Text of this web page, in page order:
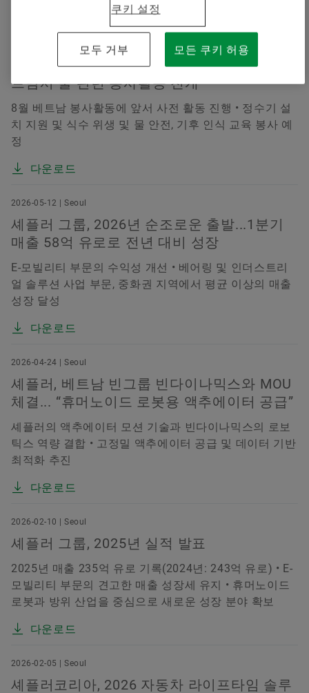
셰플러코리아, 대학생 봉사단 ‘에버그린
(EVERGREEN)’ 13기 본격 활동… 오는 8월 베
트남서 물 관련 봉사활동 전개
8월 베트남 봉사활동에 앞서 사전 활동 진행 • 정수기 설
치 지원 및 식수 위생 및 물 안전, 기후 인식 교육 봉사 예
정
다운로드
2026-05-12 | Seoul
셰플러 그룹, 2026년 순조로운 출발...1분기
매출 58억 유로로 전년 대비 성장
E-모빌리티 부문의 수익성 개선 • 베어링 및 인더스트리
얼 솔루션 사업 부문, 중화권 지역에서 평균 이상의 매출
성장 달성
다운로드
2026-04-24 | Seoul
셰플러, 베트남 빈그룹 빈다이나믹스와 MOU
체결... “휴머노이드 로봇용 액추에이터 공급”
셰플러의 액추에이터 모션 기술과 빈다이나믹스의 로보
틱스 역량 결합 • 고정밀 액추에이터 공급 및 데이터 기반
최적화 추진
다운로드
2026-02-10 | Seoul
셰플러 그룹, 2025년 실적 발표
2025년 매출 235억 유로 기록(2024년: 243억 유로) • E-
모빌리티 부문의 견고한 매출 성장세 유지 • 휴머노이드
로봇과 방위 산업을 중심으로 새로운 성장 분야 확보
다운로드
2026-02-05 | Seoul
셰플러코리아, 2026 자동차 라이프타임 솔루
쿠키 설정
모두 거부 모든 쿠키 허용